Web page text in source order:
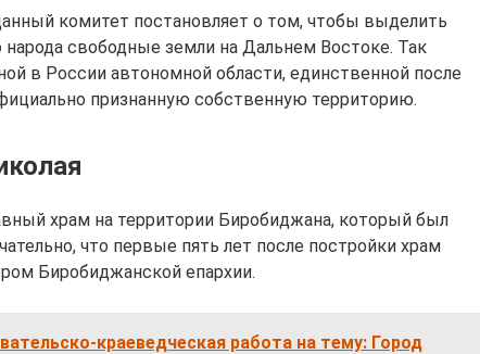
комитет постановляет о том, чтобы выделить
народа свободные земли на Дальнем Востоке. Так
в России автономной области, единственной после
признанную собственную территорию.
храм на территории Биробиджана, который был
что первые пять лет после постройки храм
Биробиджанской епархии.
краеведческая работа на тему: Город